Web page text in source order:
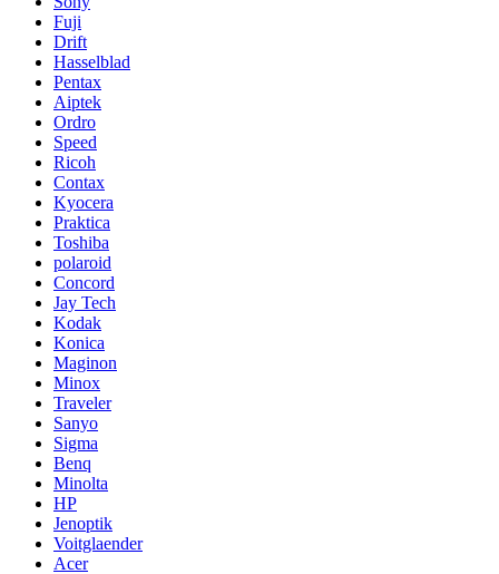
Fuji
Drift
Hasselblad
Pentax
Aiptek
Ordro
Speed
Ricoh
Contax
Kyocera
Praktica
Toshiba
polaroid
Concord
Jay Tech
Kodak
Konica
Maginon
Minox
Traveler
Sanyo
Sigma
Benq
Minolta
HP
Jenoptik
Voitglaender
Acer